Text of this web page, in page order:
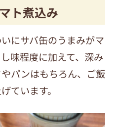
ト煮込み
にサバ缶のうまみがマ
味程度に加えて、深み
パンはもちろん、ご飯
ています。